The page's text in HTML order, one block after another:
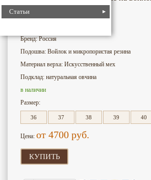
Статьи
Бренд: Россия
Подошва: Войлок и микропористая резина
Материал верха: Искусственный мех
Подклад: натуральная овчина
в наличии
Размер:
36 37 38 39 40
Цена: от 4700 руб.
КУПИТЬ